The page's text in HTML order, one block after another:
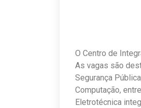
O Centro de
As vagas são
Segurança
Computação,
Eletrotécnica